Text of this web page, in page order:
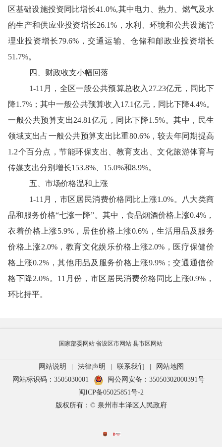
区基础设施投资同比增长41.0%,其中电力、热力、燃气及水
的生产和供应业投资增长26.1%，水利、环境和公共设施管
理业投资增长79.6%，交通运输、仓储和邮政业投资增长
51.7%。
四 、财政收支小幅回落
1-11月 ，全区一般公共预算总收入 27.23亿元，同比下
降1.7%； 其中一般公共预算收入 17.1亿元，同比下降4.4%。
一般公共预算支出24.81 亿元，同比下降1.5%。 其中 ，民生
领域支出占一般公共预算支出比重80.6%，较去年同期提高
1.2个百分点， 节能环保支出 教育支出
、文化旅游体育与
传媒支出分别 增长153.8%、 15.0%和8.9%。
五
市场价格温和上涨
1-11月 ，市区居民消费价格同比上涨1 .0%。八大类商
品和服务价格“七涨一降”。其中，食品烟酒价格上涨0.4%，
衣着价格上涨5.9%，居住价格上涨0.6%，生活用品及服务
价格上涨2.0%，教育文化娱乐价格上涨2.0%，医疗保健价
格上涨0.2%，其他用品及服务价格上涨9.9%；交通通信价
格下降2.0%。 11月份，市区居民消费价格同比 上涨0.9% ，
环比持平。
国家部委网站省设区市网站 县市区网站
网站说明 | 法律声明 | 联系我们 |
网站地图
网站标识码：3505030001
闽公网安备：35050302000391号
闽ICP备05025851号-2
版权所有：© 泉州市丰泽区人民政府